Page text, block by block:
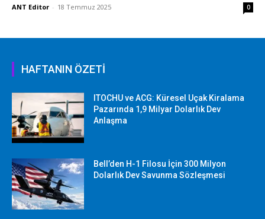
ANT Editor - 18 Temmuz 2025 0
HAFTANIN ÖZETİ
ITOCHU ve ACG: Küresel Uçak Kiralama
Pazarında 1,9 Milyar Dolarlık Dev
Anlaşma
Bell’den H-1 Filosu İçin 300 Milyon
Dolarlık Dev Savunma Sözleşmesi